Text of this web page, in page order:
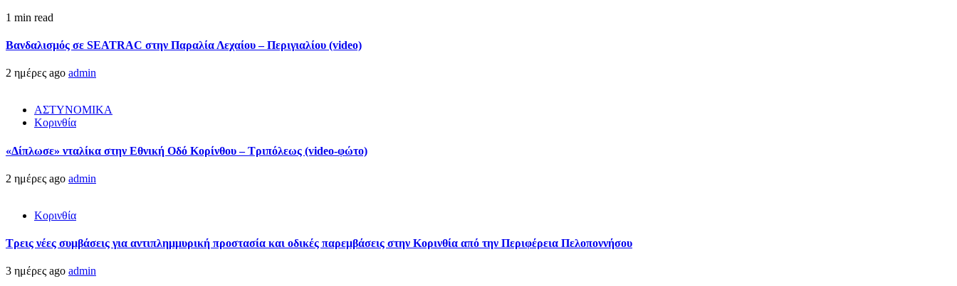
1 min read
Βανδαλισμός σε SEATRAC στην Παραλία Λεχαίου – Περιγιαλίου (video)
2 ημέρες ago admin
ΑΣΤΥΝΟΜΙΚΑ
Κορινθία
«Δίπλωσε» νταλίκα στην Εθνική Oδό Κορίνθου – Τριπόλεως (video-φώτο)
2 ημέρες ago admin
Κορινθία
Τρεις νέες συμβάσεις για αντιπλημμυρική προστασία και οδικές παρεμβάσεις στην Κορινθία από την Περιφέρεια Πελοποννήσου
3 ημέρες ago admin